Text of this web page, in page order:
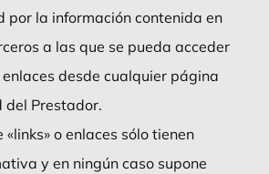
por la información contenida en
a las que se pueda acceder
enlaces desde cualquier página
Prestador.
o enlaces sólo tienen
y en ningún caso supone